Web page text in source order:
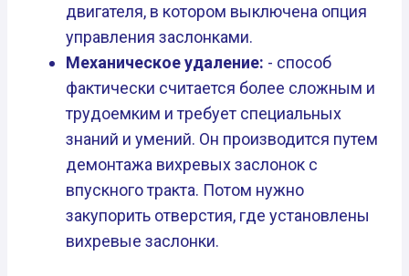
двигателя, в котором выключена опция
управления заслонками.
Механическое удаление: - способ
фактически считается более сложным и
трудоемким и требует специальных
знаний и умений. Он производится путем
демонтажа вихревых заслонок с
впускного тракта. Потом нужно
закупорить отверстия, где установлены
вихревые заслонки.